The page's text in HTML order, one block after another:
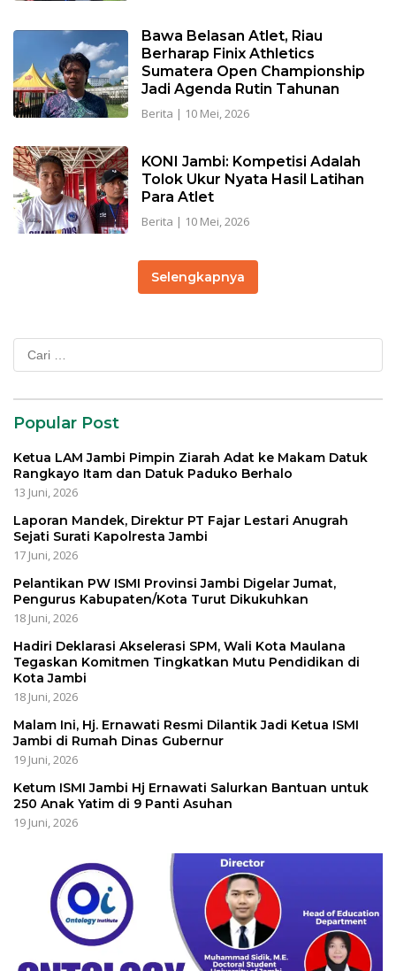
Bawa Belasan Atlet, Riau
Berharap Finix Athletics
Sumatera Open Championship
Jadi Agenda Rutin Tahunan
Berita | 10 Mei, 2026
KONI Jambi: Kompetisi Adalah
Tolok Ukur Nyata Hasil Latihan
Para Atlet
Berita | 10 Mei, 2026
Selengkapnya
Popular Post
Ketua LAM Jambi Pimpin Ziarah Adat ke Makam Datuk
Rangkayo Itam dan Datuk Paduko Berhalo
13 Juni, 2026
Laporan Mandek, Direktur PT Fajar Lestari Anugrah
Sejati Surati Kapolresta Jambi
17 Juni, 2026
Pelantikan PW ISMI Provinsi Jambi Digelar Jumat,
Pengurus Kabupaten/Kota Turut Dikukuhkan
18 Juni, 2026
Hadiri Deklarasi Akselerasi SPM, Wali Kota Maulana
Tegaskan Komitmen Tingkatkan Mutu Pendidikan di
Kota Jambi
18 Juni, 2026
Malam Ini, Hj. Ernawati Resmi Dilantik Jadi Ketua ISMI
Jambi di Rumah Dinas Gubernur
19 Juni, 2026
Ketum ISMI Jambi Hj Ernawati Salurkan Bantuan untuk
250 Anak Yatim di 9 Panti Asuhan
19 Juni, 2026